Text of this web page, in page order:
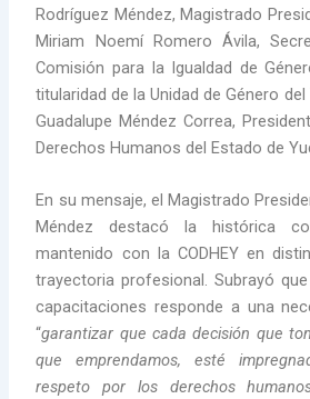
Rodríguez Méndez, Magistrado
Miriam Noemí Romero Ávila,
Comisión para la Igualdad de
titularidad de la Unidad de Género del
Guadalupe Méndez Correa,
Derechos Humanos del Estado de
En su mensaje, el Magistrado
Méndez destacó la histórica
mantenido con la CODHEY en
trayectoria profesional. Subrayó
capacitaciones responde a una
“garantizar que cada decisión que
que emprendamos, esté
respeto por los derechos